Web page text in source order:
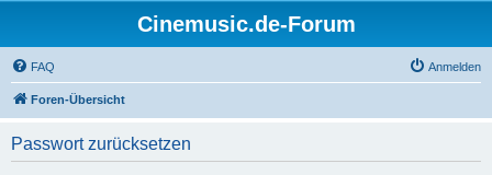
Cinemusic.de-Forum
FAQ Anmelden
Foren-Übersicht
Passwort zurücksetzen